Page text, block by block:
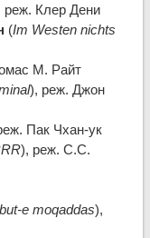
реж. Клер Дени
(Im Westen nichts
М. Райт
), реж. Джон
Пак Чхан-ук
), реж. С.С.
e moqaddas),